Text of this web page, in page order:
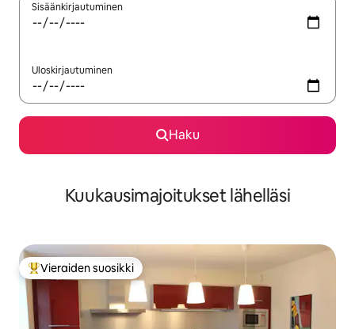
Sisäänkirjautuminen
Uloskirjautuminen
Haku
Kuukausimajoitukset lähelläsi
Vieraiden suosikkien parhaimmistoa
Vieraiden suosikki